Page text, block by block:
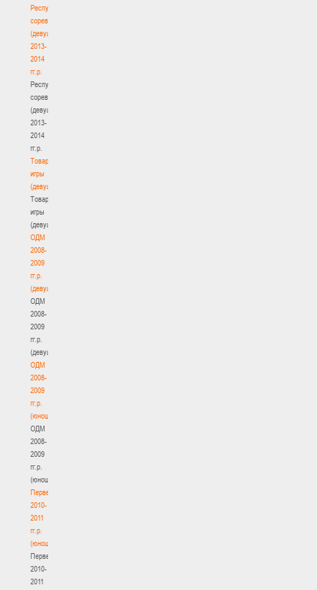
Республиканские
соревнования
(девушки)
2013-
2014
гг.р.
Республиканские
соревнования
(девушки)
2013-
2014
гг.р.
Товарищеские
игры
(девушки)
Товарищеские
игры
(девушки)
ОДМ
2008-
2009
гг.р.
(девушки)
ОДМ
2008-
2009
гг.р.
(девушки)
ОДМ
2008-
2009
гг.р.
(юноши)
ОДМ
2008-
2009
гг.р.
(юноши)
Первенство
2010-
2011
гг.р.
(юноши)
Первенство
2010-
2011